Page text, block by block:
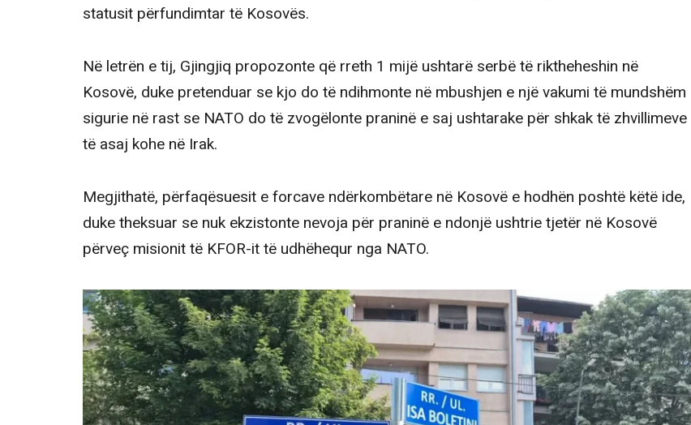
statusit përfundimtar të Kosovës.
Në letrën e tij, Gjingjiq propozonte që rreth 1 mijë ushtarë serbë të riktheheshin në
Kosovë, duke pretenduar se kjo do të ndihmonte në mbushjen e një vakumi të mundshëm
sigurie në rast se NATO do të zvogëlonte praninë e saj ushtarake për shkak të zhvillimeve
të asaj kohe në Irak.
Megjithatë, përfaqësuesit e forcave ndërkombëtare në Kosovë e hodhën poshtë këtë ide,
duke theksuar se nuk ekzistonte nevoja për praninë e ndonjë ushtrie tjetër në Kosovë
përveç misionit të KFOR-it të udhëhequr nga NATO.